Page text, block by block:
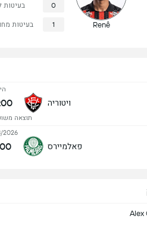
ויטוריה
תוצאה
פאלמיירס
2026
Renê
0 בעיטות
1 בעיטות
Alex